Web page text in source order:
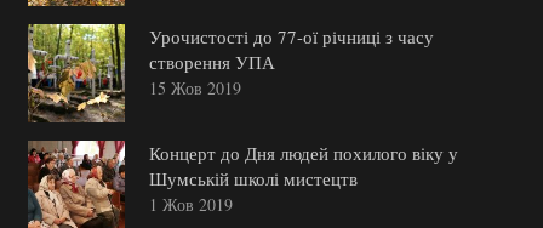
Урочистості до 77-ої річниці з часу
створення УПА
15 Жов 2019
Концерт до Дня людей похилого віку у
Шумській школі мистецтв
1 Жов 2019